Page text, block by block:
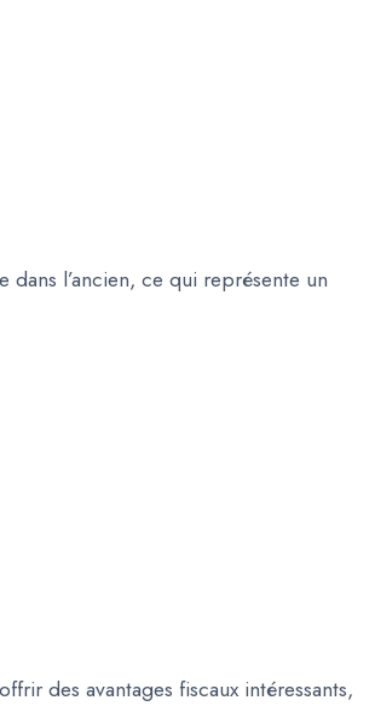
l’ancien, ce qui représente un
des avantages fiscaux intéressants,